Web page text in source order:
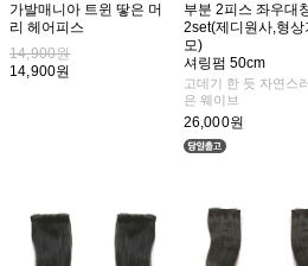
가발매니아 트윈 땋은 머
리 헤어피스
14,900원
14,900원
부분 2피스 좌우대
2set(제디원사,형상
모)
셔링펌 50cm
고데기 한 듯 자연스
은 웨이브
26,000원